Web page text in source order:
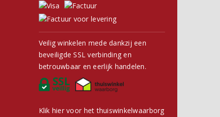
Veilig winkelen mede dankzij een
beveiligde SSL verbinding en
betrouwbaar en eerlijk handelen.
Klik hier voor het thuiswinkelwaarborg